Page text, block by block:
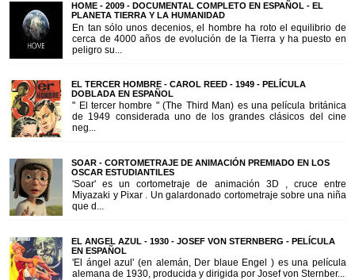
HOME - 2009 - DOCUMENTAL COMPLETO EN ESPAÑOL - EL
PLANETA TIERRA Y LA HUMANIDAD
En tan sólo unos decenios, el hombre ha roto el equilibrio de
cerca de 4000 años de evolución de la Tierra y ha puesto en
peligro su...
EL TERCER HOMBRE - CAROL REED - 1949 - PELÍCULA
DOBLADA EN ESPAÑOL
" El tercer hombre " (The Third Man) es una película británica
de 1949 considerada uno de los grandes clásicos del cine
neg...
SOAR - CORTOMETRAJE DE ANIMACIÓN PREMIADO EN LOS
OSCAR ESTUDIANTILES
'Soar' es un cortometraje de animación 3D , cruce entre
Miyazaki y Pixar . Un galardonado cortometraje sobre una niña
que d...
EL ANGEL AZUL - 1930 - JOSEF VON STERNBERG - PELÍCULA
EN ESPAÑOL
'El ángel azul' (en alemán, Der blaue Engel ) es una película
alemana de 1930, producida y dirigida por Josef von Sternber...